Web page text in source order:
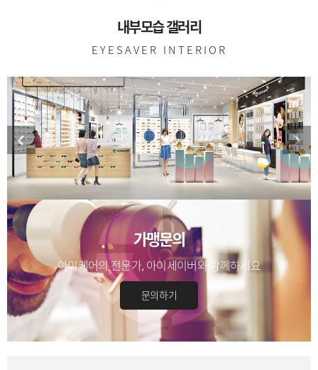
내부모습 갤러리
EYESAVER INTERIOR
가맹문의
아이케어의 전문가, 아이세이버와 함께하세요
문의하기